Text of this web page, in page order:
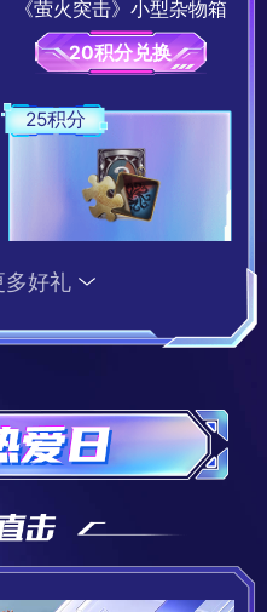
《萤火突击》小型杂物箱
20积分兑换
25积分
15积分兑换
多好礼